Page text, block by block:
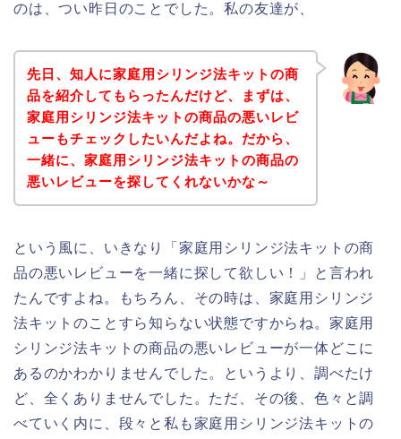
のは、つい昨日のことでした。私の友達が、
先日、知人に家庭用シリンジ法キットの商
品を紹介してもらったんだけど、まずは、
家庭用シリンジ法キットの商品の悪いレビ
ューもチェックしたいんだよね。だから、
一緒に、家庭用シリンジ法キットの商品の
悪いレビューを探してくれないかな～
という風に、いきなり「家庭用シリンジ法キットの商
品の悪いレビューを一緒に探して欲しい！」と言われ
たんですよね。もちろん、その時は、家庭用シリンジ
法キットのことすら知らない状態ですからね。家庭用
シリンジ法キットの商品の悪いレビューが一体どこに
あるのかわかりませんでした。というより、調べたけ
ど、全くありませんでした。ただ、その後、色々と調
べていく内に、段々と私も家庭用シリンジ法キットの